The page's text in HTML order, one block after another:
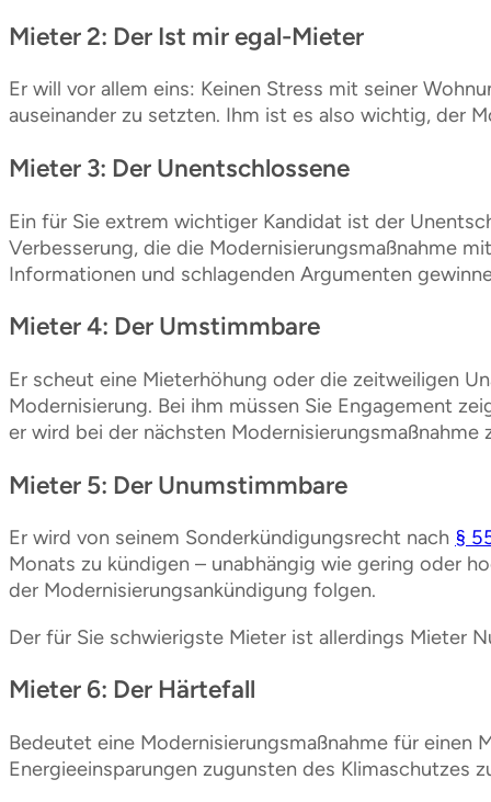
Mieter 2: Der Ist mir egal-Mieter
Er will vor allem eins: Keinen Stress mit seiner
auseinander zu setzten. Ihm ist es also wichtig, der
Mieter 3: Der Unentschlossene
Ein für Sie extrem wichtiger Kandidat ist der
Verbesserung, die die Modernisierungsmaßnahme
Informationen und schlagenden Argumenten
Mieter 4: Der Umstimmbare
Er scheut eine Mieterhöhung oder die zeitweiligen
Modernisierung. Bei ihm müssen Sie Engagement
er wird bei der nächsten Modernisierungsmaßnahme
Mieter 5: Der Unumstimmbare
Er wird von seinem Sonderkündigungsrecht nach §
Monats zu kündigen – unabhängig wie gering oder
der Modernisierungsankündigung folgen.
Der für Sie schwierigste Mieter ist allerdings Mieter
Mieter 6: Der Härtefall
Bedeutet eine Modernisierungsmaßnahme für einen
Energieeinsparungen zugunsten des Klimaschutzes